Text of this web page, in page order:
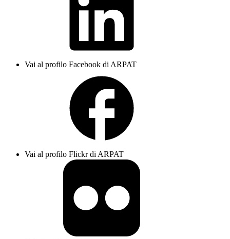
Vai al profilo Facebook di ARPAT
Vai al profilo Flickr di ARPAT